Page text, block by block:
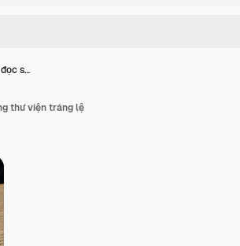
s…
thư viện tráng lệ